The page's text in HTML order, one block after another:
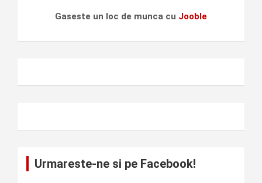
Gaseste un loc de munca cu Jooble
Urmareste-ne si pe Facebook!